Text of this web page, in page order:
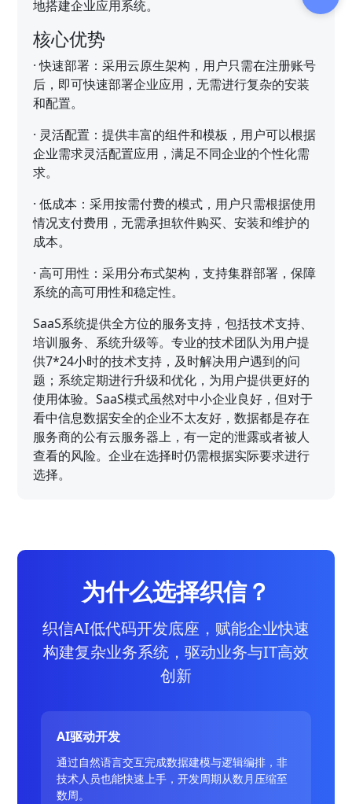
地搭建企业应用系统。
核心优势
·快速部署：采用云原生架构，用户只需在注册账号
后，即可快速部署企业应用，无需进行复杂的安装
和配置。
· 灵活配置：提供丰富的组件和模板，用户可以根据
企业需求灵活配置应用，满足不同企业的个性化需
求。
·低成本：采用按需付费的模式，用户只需根据使用
情况支付费用，无需承担软件购买、安装和维护的
成本。
·高可用性：采用分布式架构，支持集群部署，保障
系统的高可用性和稳定性。
SaaS系统提供全方位的服务支持，包括技术支持、
培训服务、系统升级等。专业的技术团队为用户提
供7*24小时的技术支持，及时解决用户遇到的问
题；系统定期进行升级和优化，为用户提供更好的
使用体验。SaaS模式虽然对中小企业良好，但对于
看中信息数据安全的企业不太友好，数据都是存在
服务商的公有云服务器上，有一定的泄露或者被人
查看的风险。企业在选择时仍需根据实际要求进行
选择。
为什么选择织信？
织信AI低代码开发底座，赋能企业快速
构建复杂业务系统，驱动业务与IT高效
创新
AI驱动开发
通过自然语言交互完成数据建模与逻辑编排，非
技术人员也能快速上手，开发周期从数月压缩至
数周。